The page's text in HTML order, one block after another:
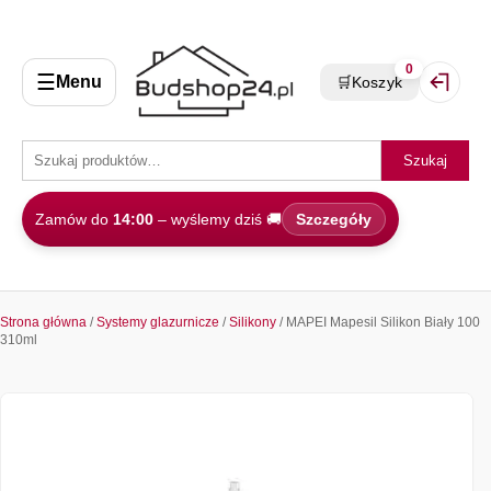
☰ Menu
Szukaj
Zamów do 14:00 – wyślemy dziś 🚚 Szczegóły
🛒Koszyk
0
Strona główna /Systemy glazurnicze /Silikony / MAPEI Mapesil Silikon Biały 100
310ml